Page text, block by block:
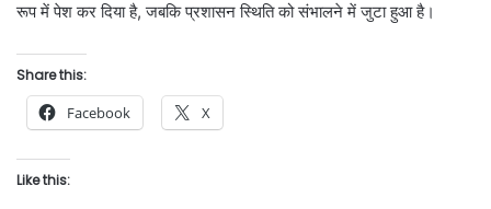
रूप में पेश कर दिया है, जबकि प्रशासन स्थिति को संभालने में जुटा हुआ है।
Share this:
Facebook X
Like this: